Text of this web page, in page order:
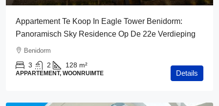
Appartement Te Koop In Eagle Tower Benidorm:
Panoramisch Sky Residence Op De 22e Verdieping
Benidorm
3 2 128 m²
APPARTEMENT, WOONRUIMTE Details